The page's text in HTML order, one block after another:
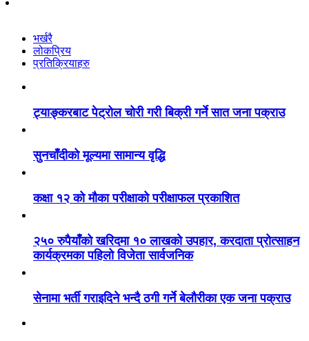
भर्खरै
लोकप्रिय
प्रतिक्रियाहरु
ट्याङ्करबाट पेट्रोल चोरी गरी बिक्री गर्ने सात जना पक्राउ
सुनचाँदीको मूल्यमा सामान्य वृद्धि
कक्षा १२ को मौका परीक्षाको परीक्षाफल प्रकाशित
२५० रुपैयाँको खरिदमा १० लाखको उपहार, करदाता प्रोत्साहन
कार्यक्रमका पहिलो विजेता सार्वजनिक
सेनामा भर्ती गराइदिने भन्दै ठगी गर्ने बेलौरीका एक जना पक्राउ